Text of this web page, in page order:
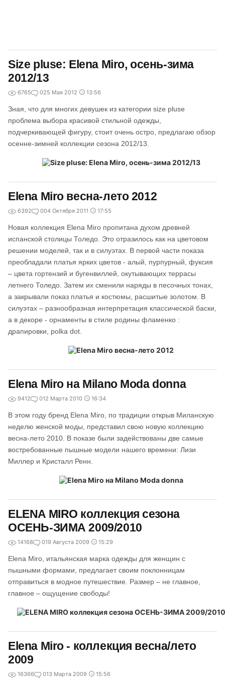
Size pluse: Elena Miro, осень-зима
2012/13
6765 025 Мая 2012 13:56
Зная, что для многих девушек из категории size pluse
проблема выбора красивой стильной одежды,
подчеркивающей фигуру, стоит очень остро, предлагаю обзор
осенне-зимней коллекции сезона 2012/13.
Elena Miro весна-лето 2012
6392 004 Октября 2011 17:55
Новая коллекция Elena Miro пропитана духом древней
испанской столицы Толедо. Это отразилось как на цветовом
решении моделей, так и в силуэтах. В первой части показа
преобладали платья ярких цветов - алый, пурпурный, фуксия
– цвета гортензий и бугенвиллей, окутывающих террасы
летнего Толедо. Затем их сменили наряды в песочных тонах,
а закрывали показ платья и костюмы, расшитые золотом. В
силуэтах – разнообразная интерпретация классической баски,
а в декоре - орнаменты в стиле родины фламенко :
драпировки, polka dot.
Elena Miro на Milano Moda donna
9412 012 Марта 2010 16:34
В этом году бренд Elena Miro, по традиции открыв Миланскую
неделю женской моды, представил свою новую коллекцию
весна-лето 2010. В показе были задействованы две самые
востребованные пышные модели нашего времени: Лизи
Миллер и Кристалл Ренн.
ELENA MIRO коллекция сезона
ОСЕНЬ-ЗИМА 2009/2010
14168 019 Августа 2009 15:29
Elena Miro, итальянская марка одежды для женщин с
пышными формами, предлагает своим поклонницам
отправиться в модное путешествие. Размер – не главное,
главное – ощущение свободы!
Elena Miro - коллекция весна/лето
2009
16366 013 Марта 2009 15:56